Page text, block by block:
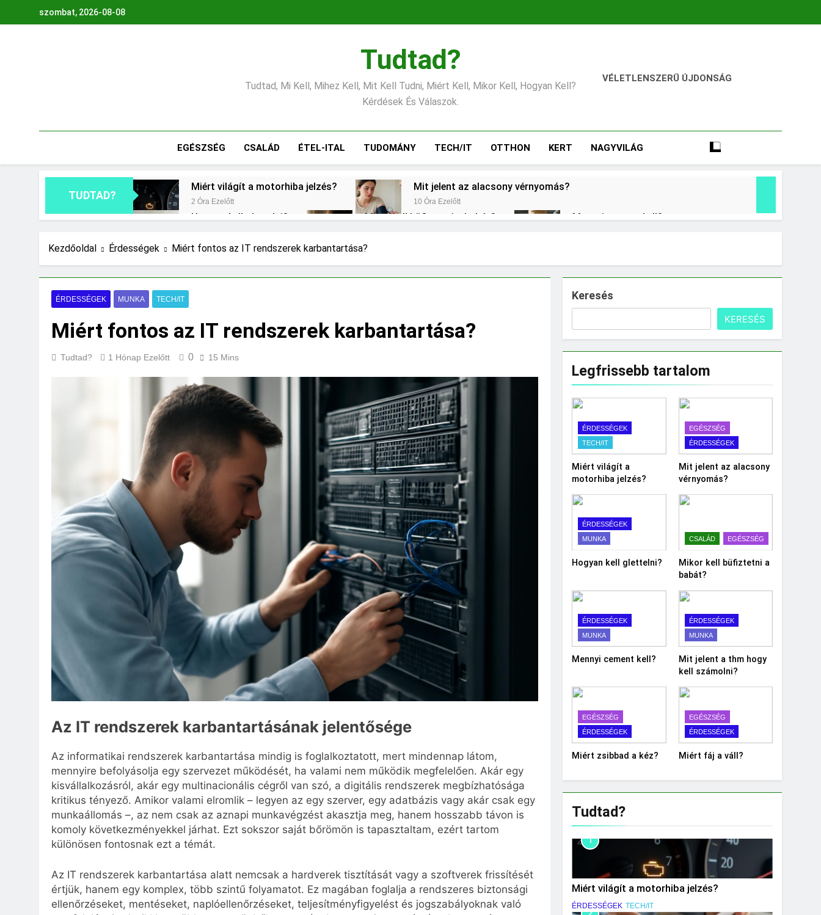
szombat, 2026-08-08
Tudtad?
Tudtad, Mi Kell, Mihez Kell, Mit Kell Tudni, Miért Kell, Mikor Kell, Hogyan Kell?
Kérdések És Válaszok.
VÉLETLENSZERŰ ÚJDONSÁG
EGÉSZSÉG CSALÁD ÉTEL-ITAL TUDOMÁNY TECH/IT OTTHON KERT NAGYVILÁG
TUDTAD?
Miért világít a motorhiba jelzés?
2 Óra Ezelőtt
Mit jelent az alacsony vérnyomás?
10 Óra Ezelőtt
Hogyan kell glettelni? Mikor kell büfiztetni a babát? Mennyi cement kell?
Mit jelent a thm hogy kell számolni?
Mire jó a kollagén? Mennyi a végkielégítés?
Kezdőoldal Érdességek Miért fontos az IT rendszerek karbantartása?
ÉRDESSÉGEK MUNKA TECH/IT
Miért fontos az IT rendszerek karbantartása?
Tudtad? 1 Hónap Ezelőtt 0 15 Mins
Az IT rendszerek karbantartásának jelentősége
Az informatikai rendszerek karbantartása mindig is foglalkoztatott, mert mindennap látom,
mennyire befolyásolja egy szervezet működését, ha valami nem működik megfelelően. Akár egy
kisvállalkozásról, akár egy multinacionális cégről van szó, a digitális rendszerek megbízhatósága
kritikus tényező. Amikor valami elromlik – legyen az egy szerver, egy adatbázis vagy akár csak egy
munkaállomás –, az nem csak az aznapi munkavégzést akasztja meg, hanem hosszabb távon is
komoly következményekkel járhat. Ezt sokszor saját bőrömön is tapasztaltam, ezért tartom
különösen fontosnak ezt a témát.
Az IT rendszerek karbantartása alatt nemcsak a hardverek tisztítását vagy a szoftverek frissítését
értjük, hanem egy komplex, több szintű folyamatot. Ez magában foglalja a rendszeres biztonsági
ellenőrzéseket, mentéseket, naplóellenőrzéseket, teljesítményfigyelést és jogszabályoknak való
Keresés
KERESÉS
Legfrissebb tartalom
ÉRDESSÉGEK
TECH/IT
Miért világít a
motorhiba jelzés?
EGÉSZSÉG
ÉRDESSÉGEK
Mit jelent az alacsony
vérnyomás?
ÉRDESSÉGEK
MUNKA
Hogyan kell glettelni?
CSALÁD EGÉSZSÉG
Mikor kell büfiztetni a
babát?
ÉRDESSÉGEK
MUNKA
Mennyi cement kell?
ÉRDESSÉGEK
MUNKA
Mit jelent a thm hogy
kell számolni?
EGÉSZSÉG
ÉRDESSÉGEK
Miért zsibbad a kéz?
EGÉSZSÉG
ÉRDESSÉGEK
Miért fáj a váll?
Tudtad?
1
Miért világít a motorhiba jelzés?
ÉRDESSÉGEK TECH/IT